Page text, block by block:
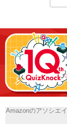
Amazonのアソシエ